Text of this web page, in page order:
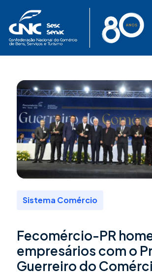
conteúdo
Sistema Comércio
Fecomércio-PR
empresários com o
Guerreiro do